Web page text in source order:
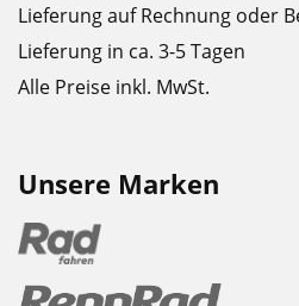
Lieferung auf Rechnung oder
Lieferung in ca. 3-5 Tagen
Alle Preise inkl. MwSt.
Unsere Marken